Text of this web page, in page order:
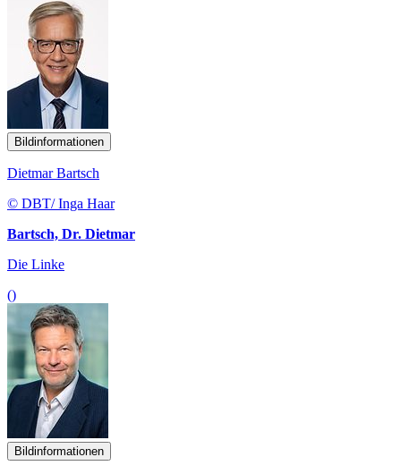
Bildinformationen
Dietmar Bartsch
© DBT/ Inga Haar
Bartsch, Dr. Dietmar
Die Linke
()
Bildinformationen